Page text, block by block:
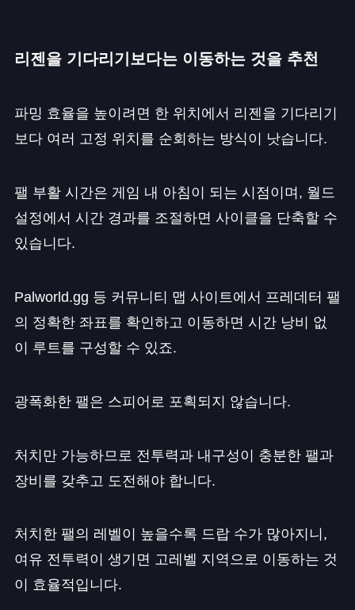
리젠을 기다리기보다는 이동하는 것을 추천
파밍 효율을 높이려면 한 위치에서 리젠을 기다리기
보다 여러 고정 위치를 순회하는 방식이 낫습니다.
팰 부활 시간은 게임 내 아침이 되는 시점이며, 월드
설정에서 시간 경과를 조절하면 사이클을 단축할 수
있습니다.
Palworld.gg 등 커뮤니티 맵 사이트에서 프레데터 팰
의 정확한 좌표를 확인하고 이동하면 시간 낭비 없
이 루트를 구성할 수 있죠.
광폭화한 팰은 스피어로 포획되지 않습니다.
처치만 가능하므로 전투력과 내구성이 충분한 팰과
장비를 갖추고 도전해야 합니다.
처치한 팰의 레벨이 높을수록 드랍 수가 많아지니,
여유 전투력이 생기면 고레벨 지역으로 이동하는 것
이 효율적입니다.